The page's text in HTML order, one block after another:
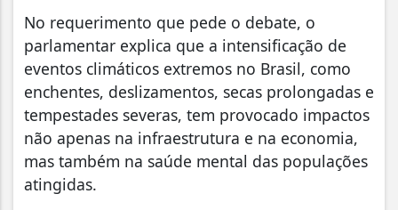
No requerimento que pede o debate, o
parlamentar explica que a intensificação de
eventos climáticos extremos no Brasil, como
enchentes, deslizamentos, secas prolongadas e
tempestades severas, tem provocado impactos
não apenas na infraestrutura e na economia,
mas também na saúde mental das populações
atingidas.